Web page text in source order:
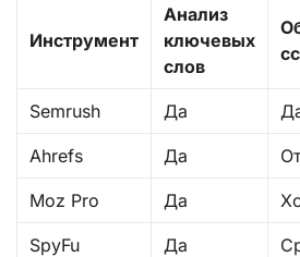
Инструмент
Анализ
ключевых
слов
Semrush Да
Ahrefs Да
Moz Pro Да
SpyFu Да